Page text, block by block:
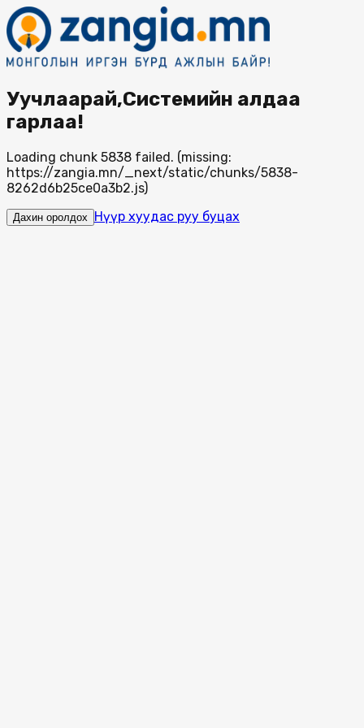
Уучлаарай,Системийн алдаа
гарлаа!
Loading chunk 5838 failed. (missing:
https://zangia.mn/_next/static/chunks/5838-
8262d6b25ce0a3b2.js)
Дахин оролдох Нүүр хуудас руу буцах